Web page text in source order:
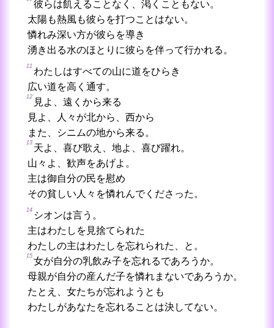
彼らは飢えることなく、渇くこともない。
太陽も熱風も彼らを打つことはない。
憐れみ深い方が彼らを導き
湧き出る水のほとりに彼らを伴って行かれる。
11
わたしはすべての山に道をひらき
広い道を高く通す。
12
見よ、遠くから来る
見よ、人々が北から、西から
また、シニムの地から来る。
13
天よ、喜び歌え、地よ、喜び躍れ。
山々よ、歓声をあげよ。
主は御自分の民を慰め
その貧しい人々を憐れんでくださった。
14
シオンは言う。
主はわたしを見捨てられた
わたしの主はわたしを忘れられた、と。
15
女が自分の乳飲み子を忘れるであろうか。
母親が自分の産んだ子を憐れまないであろうか。
たとえ、女たちが忘れようとも
わたしがあなたを忘れることは決してない。